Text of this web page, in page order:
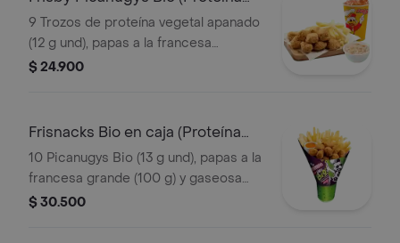
Vegetal)
9 Trozos de proteína vegetal apanado
(12 g und), papas a la francesa
mediana (60 g), ensalada de repollo
$ 24.900
Frisnacks Bio en caja (Proteína
Vegetal)
10 Picanugys Bio (13 g und), papas a la
francesa grande (100 g) y gaseosa
(470 ml)
$ 30.500